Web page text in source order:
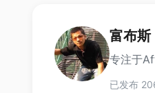
富布斯
专注于
已发布